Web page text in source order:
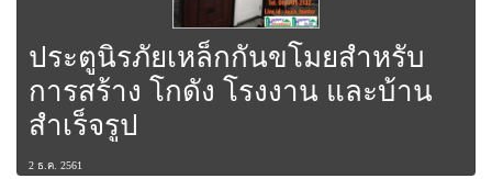
ประตูนิรภัยเหล็กกันขโมยสำหรับ
การสร้าง โกดัง โรงงาน และบ้าน
สำเร็จรูป
2 ธ.ค. 2561